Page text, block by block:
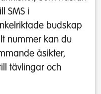
SMS i
budskap
nummer kan du
åsikter,
tävlingar och